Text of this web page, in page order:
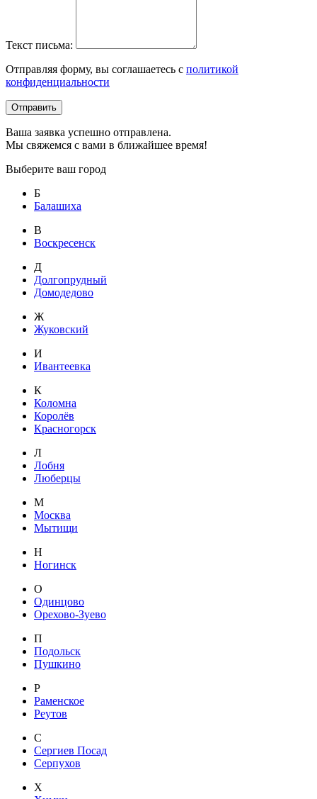
Текст письма:
Отправляя форму, вы соглашаетесь с политикой
конфиденциальности
Отправить
Ваша заявка успешно отправлена.
Мы свяжемся с вами в ближайшее время!
Выберите ваш город
Б
Балашиха
В
Воскресенск
Д
Долгопрудный
Домодедово
Ж
Жуковский
И
Ивантеевка
К
Коломна
Королёв
Красногорск
Л
Лобня
Люберцы
М
Москва
Мытищи
Н
Ногинск
О
Одинцово
Орехово-Зуево
П
Подольск
Пушкино
Р
Раменское
Реутов
С
Сергиев Посад
Серпухов
Х